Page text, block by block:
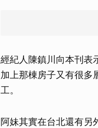
經紀人陳鎮川向本刊表
加上那棟房子又有很多
工。
阿妹其實在台北還有另